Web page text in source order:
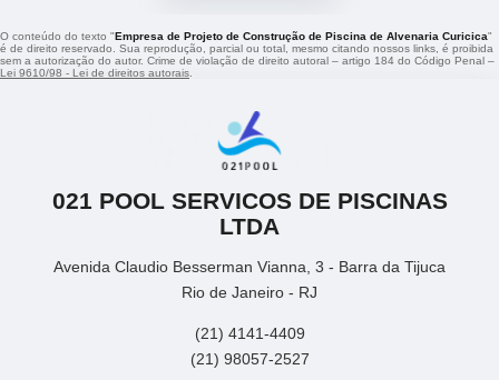
O conteúdo do texto "Empresa de Projeto de Construção de Piscina de Alvenaria Curicica"
é de direito reservado. Sua reprodução, parcial ou total, mesmo citando nossos links, é proibida
sem a autorização do autor. Crime de violação de direito autoral – artigo 184 do Código Penal –
Lei 9610/98 - Lei de direitos autorais
021 POOL SERVICOS DE PISCINAS
LTDA
Avenida Claudio Besserman Vianna, 3 - Barra da Tijuca
Rio de Janeiro - RJ
(21) 4141-4409
(21) 98057-2527